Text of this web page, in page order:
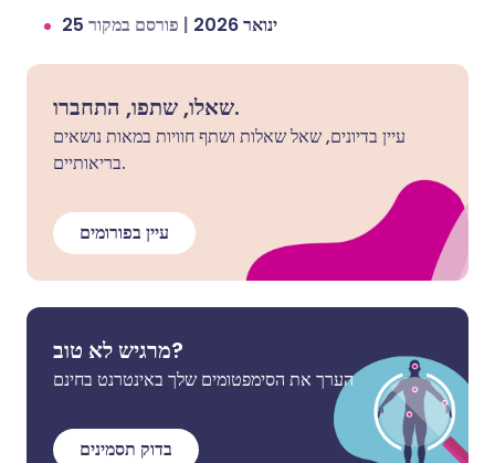
25 ינואר 2026 | פורסם במקור
שאלו, שתפו, התחברו.
עיין בדיונים, שאל שאלות ושתף חוויות במאות נושאים
בריאותיים.
עיין בפורומים
מרגיש לא טוב?
הערך את הסימפטומים שלך באינטרנט בחינם
בדוק תסמינים